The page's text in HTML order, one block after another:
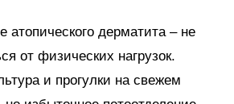
атопического дерматита – не
от физических нагрузок.
и прогулки на свежем